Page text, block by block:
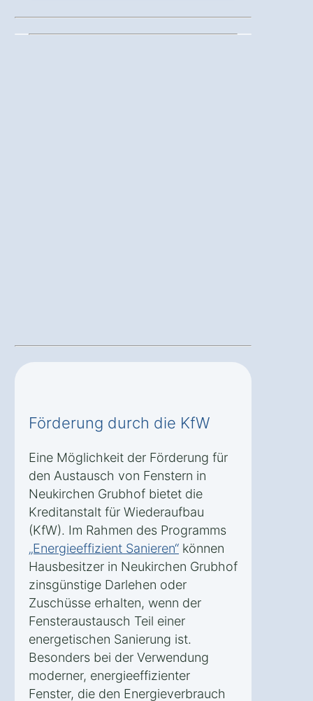
Förderung durch die KfW
Eine Möglichkeit der Förderung für
den Austausch von Fenstern in
Neukirchen Grubhof bietet die
Kreditanstalt für Wiederaufbau
(KfW). Im Rahmen des Programms
„Energieeffizient Sanieren“ können
Hausbesitzer in Neukirchen Grubhof
zinsgünstige Darlehen oder
Zuschüsse erhalten, wenn der
Fensteraustausch Teil einer
energetischen Sanierung ist.
Besonders bei der Verwendung
moderner, energieeffizienter
Fenster, die den Energieverbrauch